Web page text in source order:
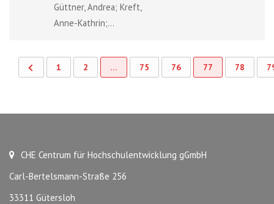
Güttner, Andrea; Kreft,
Anne-Kathrin;...
1 2 … 75 76 77 78
CHE Centrum für Hochschulentwicklung gGmbH
Carl-Bertelsmann-Straße 256
33311 Gütersloh